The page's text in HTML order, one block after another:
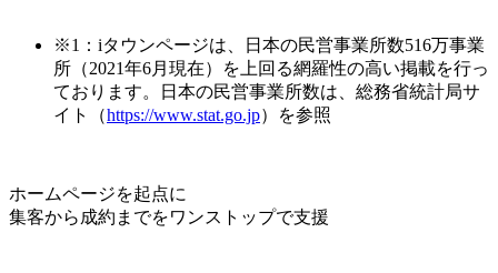
※1：iタウンページは、日本の民営事業所数516万事業
所（2021年6月現在）を上回る網羅性の高い掲載を行っ
ております。日本の民営事業所数は、総務省統計局サ
イト（https://www.stat.go.jp）を参照
ホームページを起点に
集客から成約までをワンストップで支援